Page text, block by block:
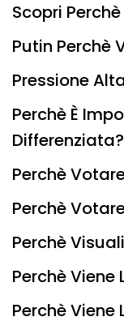
Scopri
Putin Perchè
Pressione
Perchè È
Differenziata?
Perchè
Perchè
Perchè
Perchè Viene
Perchè Viene